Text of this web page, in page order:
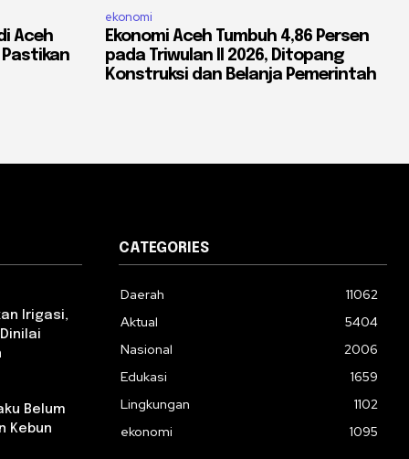
Aceh
Pastikan
ekonomi
Ekonomi Aceh Tumbuh 4,86 Persen
pada Triwulan II 2026, Ditopang
Konstruksi dan Belanja Pemerintah
Irigasi,
Belum
Kebun
CATEGORIES
Daerah
11062
Aktual
5404
Nasional
2006
Edukasi
1659
Lingkungan
1102
ekonomi
1095